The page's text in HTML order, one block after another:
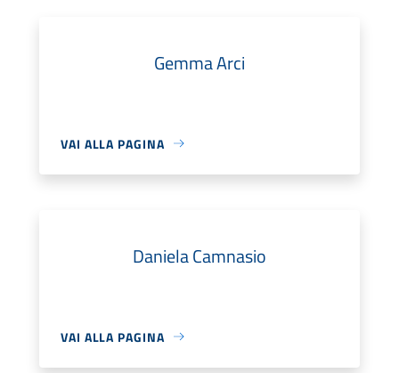
Gemma Arci
VAI ALLA PAGINA
Daniela Camnasio
VAI ALLA PAGINA